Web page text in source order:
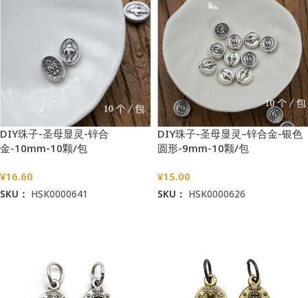
DIY珠子-圣母显灵-锌合
金-10mm-10颗/包
¥16.60
SKU： HSK0000641
DIY珠子-圣母显灵–锌合金-银色
圆形-9mm-10颗/包
¥15.00
SKU： HSK0000626